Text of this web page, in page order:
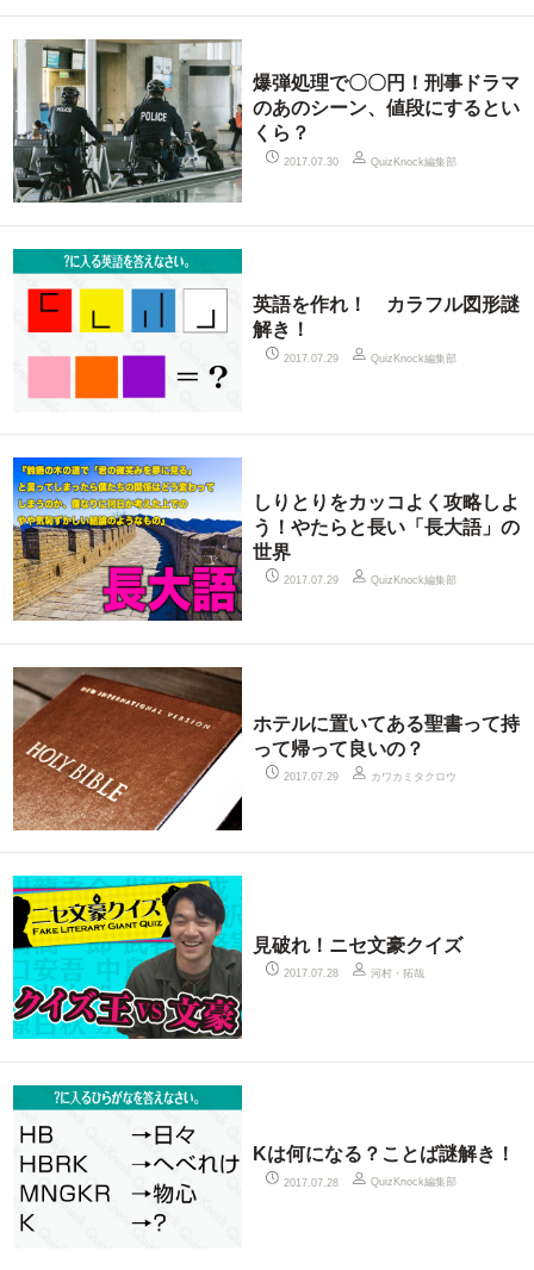
爆弾処理で〇〇円！刑事ドラマ
のあのシーン、値段にするとい
くら？
2017.07.30 QuizKnock編集部
英語を作れ！ カラフル図形謎
解き！
2017.07.29 QuizKnock編集部
しりとりをカッコよく攻略しよ
う！やたらと長い「長大語」の
世界
2017.07.29 QuizKnock編集部
ホテルに置いてある聖書って持
って帰って良いの？
2017.07.29 カワカミタクロウ
見破れ！ニセ文豪クイズ
2017.07.28 河村・拓哉
Kは何になる？ことば謎解き！
2017.07.28 QuizKnock編集部